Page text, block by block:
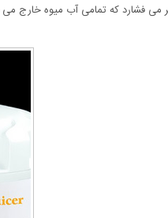
می فشارد که تمامی آب میوه خارج